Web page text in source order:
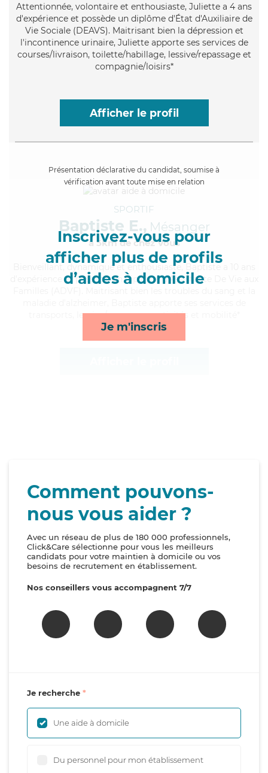
Attentionnée, volontaire et enthousiaste, Juliette a 4 ans
d'expérience et possède un diplôme d'État d'Auxiliaire de
Vie Sociale (DEAVS). Maitrisant bien la dépression et
l'incontinence urinaire, Juliette apporte ses services de
courses/livraison, toilette/habillage, lessive/repassage et
compagnie/loisirs*
Afficher le profil
Présentation déclarative du candidat, soumise à
vérification avant toute mise en relation
Inscrivez-vous pour
afficher plus de profils
d’aides à domicile
Je m'inscris
SPORTIF
Baptiste E., Mésanger
à 5km de chez Vous
, dynamique et enthousiaste, Baptiste a 10 ans
d'expérience et possède un diplôme d'Assistante De Vie aux
transports, lessive/repassage, activités et mobilité*
Comment pouvons-
nous vous aider ?
Avec un réseau de plus de 180 000 professionnels,
Click&Care sélectionne pour vous les meilleurs
candidats pour votre maintien à domicile ou vos
besoins de recrutement en établissement.
Nos conseillers vous accompagnent 7/7
Je recherche
Une aide à domicile
Du personnel pour mon établissement